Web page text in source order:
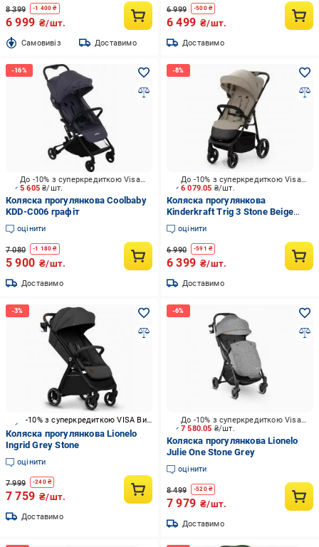
8 399 -1 400 ₴
6 999 ₴/шт.
Cамовивіз Доставимо
6 999 -500₴
6 499 ₴/шт.
Доставимо
5 605₴/шт.
До -10% з суперкредиткою Visa Вигода
Коляска прогулянкова Coolbaby
KDD-C006 графіт
оцінити
7 080 -1 180 ₴
5 900 ₴/шт.
Доставимо
6 079.05 ₴/шт.
До -10% з суперкредиткою Visa Вигода
Коляска прогулянкова
Kinderkraft Trig 3 Stone Beige
(KSTRIG03BEG0000)
оцінити
6 990 -591 ₴
6 399 ₴/шт.
Доставимо
-10% з суперкредиткою VISA Вигода
Коляска прогулянкова Lionelo
Ingrid Grey Stone
оцінити
7 999 -240₴
7 759 ₴/шт.
Доставимо
7 580.05 ₴/шт.
До -10% з суперкредиткою Visa Вигода
Коляска прогулянкова Lionelo
Julie One Stone Grey
оцінити
8 499 -520₴
7 979 ₴/шт.
Доставимо